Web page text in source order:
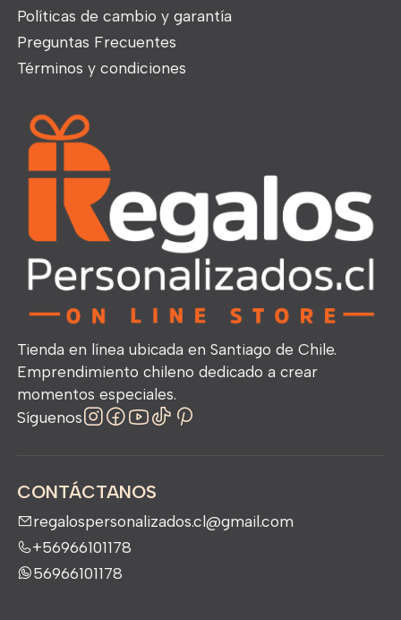
Políticas de cambio y garantía
Preguntas Frecuentes
Términos y condiciones
Tienda en línea ubicada en Santiago de Chile.
Emprendimiento chileno dedicado a crear
momentos especiales.
Síguenos
CONTÁCTANOS
regalospersonalizados.cl@gmail.com
+56966101178
56966101178